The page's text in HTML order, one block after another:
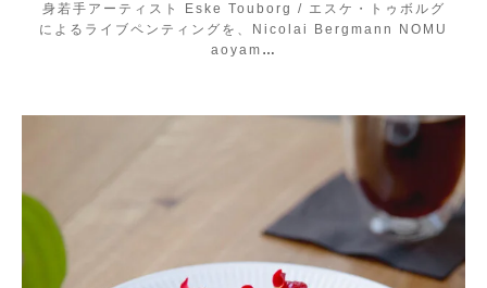
身若手アーティスト Eske Touborg / エスケ・トゥボルグ
によるライブペンティングを、Nicolai Bergmann NOMU
aoyam …